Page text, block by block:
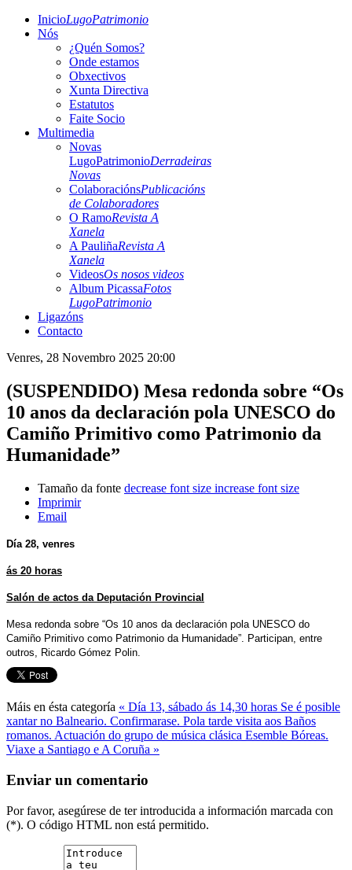
InicioLugoPatrimonio
Nós
¿Quén Somos?
Onde estamos
Obxectivos
Xunta Directiva
Estatutos
Faite Socio
Multimedia
Novas
LugoPatrimonioDerradeiras
Novas
ColaboraciónsPublicacións
de Colaboradores
O RamoRevista A
Xanela
A PauliñaRevista A
Xanela
VideosOs nosos videos
Album PicassaFotos
LugoPatrimonio
Ligazóns
Contacto
Venres, 28 Novembro 2025 20:00
(SUSPENDIDO) Mesa redonda sobre “Os
10 anos da declaración pola UNESCO do
Camiño Primitivo como Patrimonio da
Humanidade”
Tamaño da fonte decrease font size increase font size
Imprimir
Email
Día 28, venres
ás 20 horas
Salón de actos da Deputación Provincial
Mesa redonda sobre “Os 10 anos da declaración pola UNESCO do
Camiño Primitivo como Patrimonio da Humanidade”. Participan, entre
outros, Ricardo Gómez Polin.
Máis en ésta categoría « Día 13, sábado ás 14,30 horas Se é posible
xantar no Balneario. Confirmarase. Pola tarde visita aos Baños
romanos. Actuación do grupo de música clásica Esemble Bóreas.
Viaxe a Santiago e A Coruña »
Enviar un comentario
Por favor, asegúrese de ter introducida a información marcada con
(*). O código HTML non está permitido.